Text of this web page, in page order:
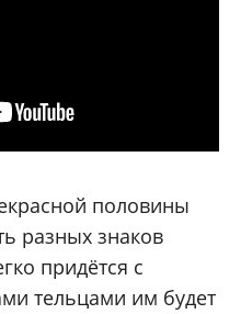
половины
разных знаков
придётся с
тельцами им будет